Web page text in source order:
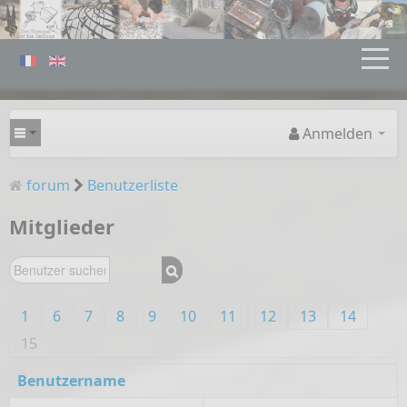
Anmelden
forum Benutzerliste
Mitglieder
1 6 7 8 9 10 11 12 13
14
15
Benutzername